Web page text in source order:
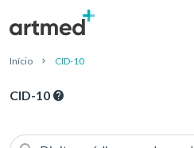
Início CID-10
CID-10